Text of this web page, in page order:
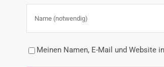
Meinen Namen, E-Mail und Website